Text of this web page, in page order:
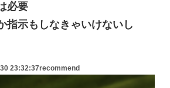
必要
指示もしなきゃいけないし
23:32:37recommend